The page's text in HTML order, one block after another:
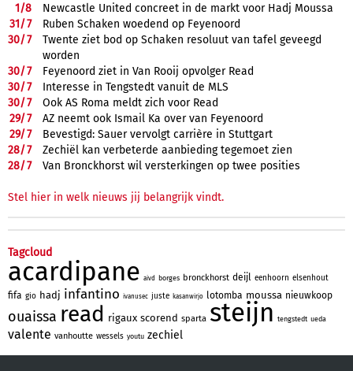
1/8
Newcastle United concreet in de markt voor Hadj Moussa
31/7
Ruben Schaken woedend op Feyenoord
30/7
Twente ziet bod op Schaken resoluut van tafel geveegd
worden
30/7
Feyenoord ziet in Van Rooij opvolger Read
30/7
Interesse in Tengstedt vanuit de MLS
30/7
Ook AS Roma meldt zich voor Read
29/7
AZ neemt ook Ismail Ka over van Feyenoord
29/7
Bevestigd: Sauer vervolgt carrière in Stuttgart
28/7
Zechiël kan verbeterde aanbieding tegemoet zien
28/7 Van Bronckhorst wil versterkingen op twee posities
Stel hier in welk nieuws jij belangrijk vindt.
Tagcloud
acardipane aivd borges bronckhorst deijl eenhoorn elsenhout
fifa gio hadj infantino ivanusec juste kasanwirjo lotomba moussa nieuwkoop
ouaissa read rigaux scorend sparta steijn tengstedt ueda
valente vanhoutte wessels youtu zechiel